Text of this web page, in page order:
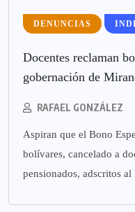
DENUNCIAS
Docentes reclaman
gobernación de
RAFAEL GONZÁLEZ
Aspiran que el Bono
bolívares, cancelado a
pensionados, adscritos